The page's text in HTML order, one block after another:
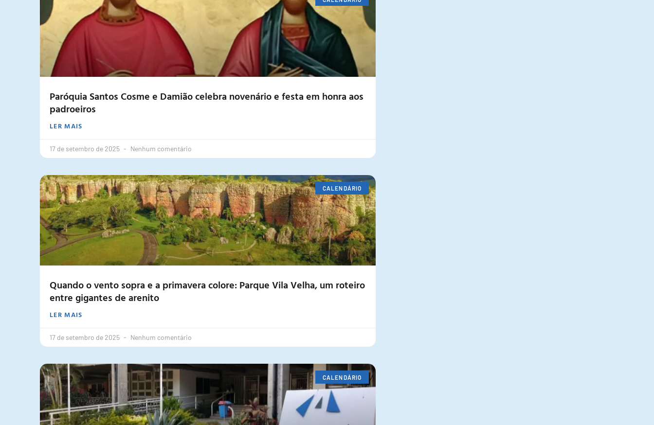
Paróquia Santos Cosme e Damião celebra novenário e festa em honra aos
padroeiros
LER MAIS
17 de setembro de 2025 Nenhum comentário
CALENDÁRIO
Quando o vento sopra e a primavera colore: Parque Vila Velha, um roteiro
entre gigantes de arenito
LER MAIS
17 de setembro de 2025 Nenhum comentário
CALENDÁRIO